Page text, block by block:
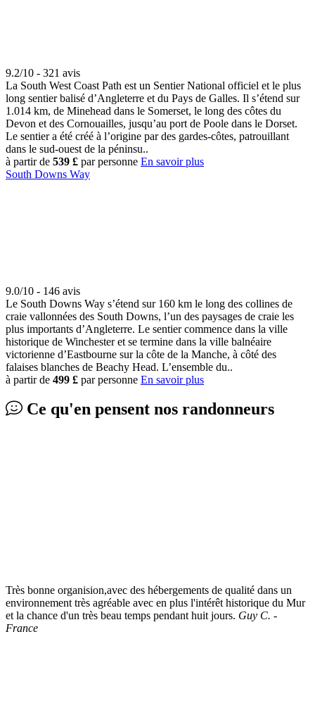
9.2/10 - 321 avis
La South West Coast Path est un Sentier National officiel et le plus
long sentier balisé d’Angleterre et du Pays de Galles. Il s’étend sur
1.014 km, de Minehead dans le Somerset, le long des côtes du
Devon et des Cornouailles, jusqu’au port de Poole dans le Dorset.
Le sentier a été créé à l’origine par des gardes-côtes, patrouillant
dans le sud-ouest de la péninsu..
à partir de 539 £ par personne En savoir plus
South Downs Way
9.0/10 - 146 avis
Le South Downs Way s’étend sur 160 km le long des collines de
craie vallonnées des South Downs, l’un des paysages de craie les
plus importants d’Angleterre. Le sentier commence dans la ville
historique de Winchester et se termine dans la ville balnéaire
victorienne d’Eastbourne sur la côte de la Manche, à côté des
falaises blanches de Beachy Head. L’ensemble du..
à partir de 499 £ par personne En savoir plus
Ce qu'en pensent nos randonneurs
Très bonne organision,avec des hébergements de qualité dans un
environnement très agréable avec en plus l'intérêt historique du Mur
et la chance d'un très beau temps pendant huit jours. Guy C. -
France